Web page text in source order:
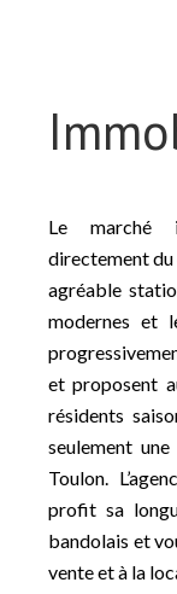
Le marché
directement du
agréable
modernes et
et proposent
résidents
seulement
Toulon.
profit sa
bandolais et
vente et à la